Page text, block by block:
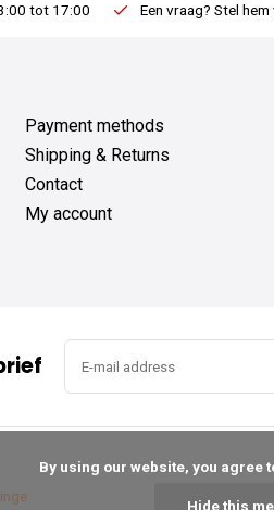
tot 17:00 Een vraag? Stel
Payment methods
Shipping & Returns
Contact
My account
Hide this